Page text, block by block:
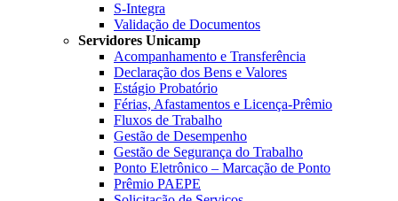
S-Integra
Validação de Documentos
Servidores Unicamp
Acompanhamento e Transferência
Declaração dos Bens e Valores
Estágio Probatório
Férias, Afastamentos e Licença-Prêmio
Fluxos de Trabalho
Gestão de Desempenho
Gestão de Segurança do Trabalho
Ponto Eletrônico – Marcação de Ponto
Prêmio PAEPE